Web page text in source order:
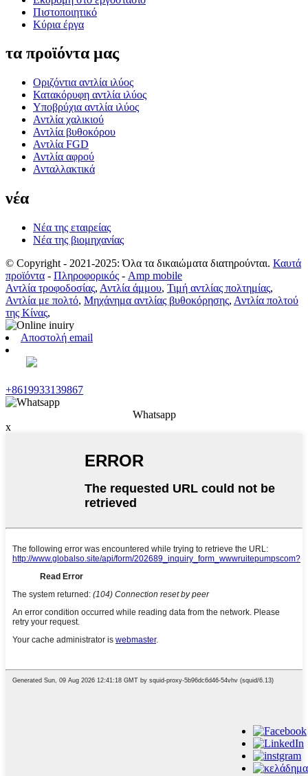
Πιστοποιητικό
Κύρια έργα
τα προϊόντα μας
Οριζόντια αντλία ιλύος
Κατακόρυφη αντλία ιλύος
Υποβρύχια αντλία ιλύος
Αντλία χαλικιού
Αντλία βυθοκόρου
Αντλία FGD
Αντλία αφρού
Ανταλλακτικά
νέα
Νέα της εταιρείας
Νέα της βιομηχανίας
© Copyright - 2021-2025: Όλα τα δικαιώματα διατηρούνται. Καυτά
προϊόντα - Πληροφορικός - Amp mobile
Αντλία τροφοδοσίας, Αντλία άμμου, Τιμή αντλίας πολτημίας,
Αντλία με πολτό, Μηχάνημα αντλίας βυθοκόρησης, Αντλία πολτού
της Κίνας,
Αποστολή email
+8619933139867
Whatsapp
x